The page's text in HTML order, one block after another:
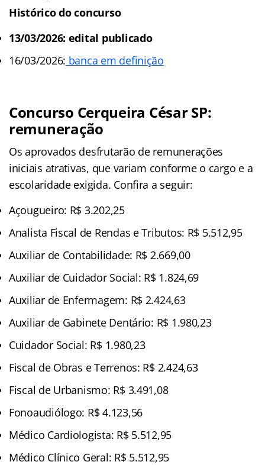
Histórico do concurso
13/03/2026: edital publicado
16/03/2026: banca em definição
Concurso Cerqueira César SP:
remuneração
Os aprovados desfrutarão de remunerações
iniciais atrativas, que variam conforme o cargo e a
escolaridade exigida. Confira a seguir:
Açougueiro: R$ 3.202,25
Analista Fiscal de Rendas e Tributos: R$ 5.512,95
Auxiliar de Contabilidade: R$ 2.669,00
Auxiliar de Cuidador Social: R$ 1.824,69
Auxiliar de Enfermagem: R$ 2.424,63
Auxiliar de Gabinete Dentário: R$ 1.980,23
Cuidador Social: R$ 1.980,23
Fiscal de Obras e Terrenos: R$ 2.424,63
Fiscal de Urbanismo: R$ 3.491,08
Fonoaudiólogo: R$ 4.123,56
Médico Cardiologista: R$ 5.512,95
Médico Clínico Geral: R$ 5.512,95